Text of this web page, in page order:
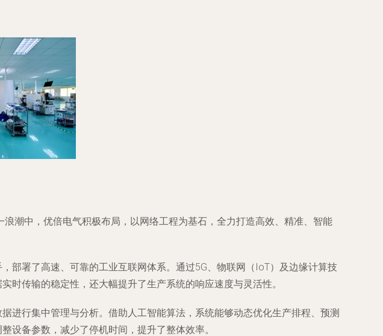
潮中，优倍电气积极布局，以网络工程为基石，全力打造高效、精准、智能
部署了高速、可靠的工业互联网体系。通过5G、物联网（IoT）及边缘计算技
时传输的稳定性，还大幅提升了生产系统的响应速度与灵活性。
进行集中管理与分析。借助人工智能算法，系统能够动态优化生产排程、预测
设备参数，减少了停机时间，提升了整体效率。